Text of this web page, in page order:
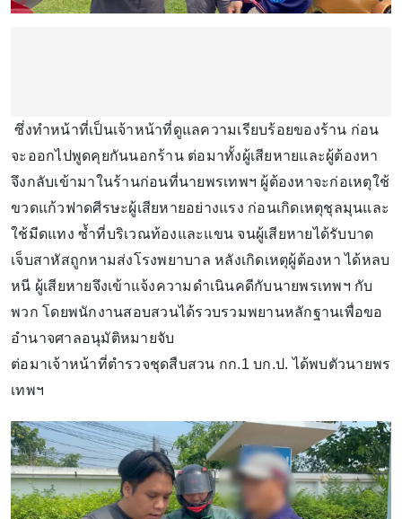
ซึ่งทำหน้าที่เป็นเจ้าหน้าที่ดูแลความเรียบร้อยของร้าน ก่อน
จะออกไปพูดคุยกันนอกร้าน ต่อมาทั้งผู้เสียหายและผู้ต้องหา
จึงกลับเข้ามาในร้านก่อนที่นายพรเทพฯ ผู้ต้องหาจะก่อเหตุใช้
ขวดแก้วฟาดศีรษะผู้เสียหายอย่างแรง ก่อนเกิดเหตุชุลมุนและ
ใช้มีดแทง ซ้ำที่บริเวณท้องและแขน จนผู้เสียหายได้รับบาด
เจ็บสาหัสถูกหามส่งโรงพยาบาล หลังเกิดเหตุผู้ต้องหา ได้หลบ
หนี ผู้เสียหายจึงเข้าแจ้งความดำเนินคดีกับนายพรเทพฯ กับ
พวก โดยพนักงานสอบสวนได้รวบรวมพยานหลักฐานเพื่อขอ
อำนาจศาลอนุมัติหมายจับ
​ต่อมาเจ้าหน้าที่ตำรวจชุดสืบสวน กก.1 บก.ป. ได้พบตัวนายพร
เทพฯ